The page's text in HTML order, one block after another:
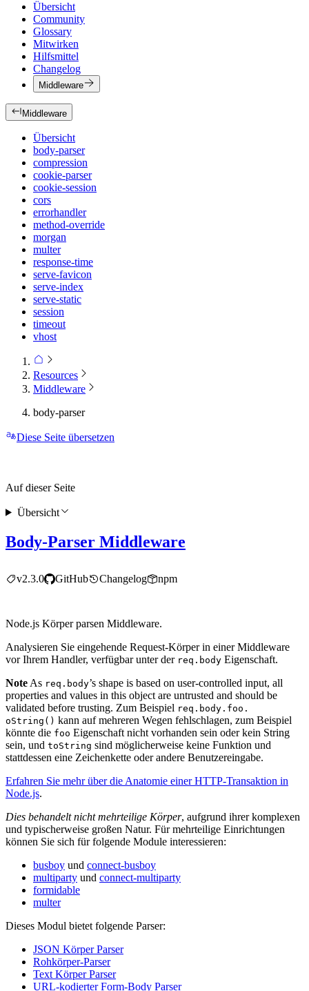
Übersicht
Community
Glossary
Mitwirken
Hilfsmittel
Changelog
Middleware
Middleware
Übersicht
body-parser
compression
cookie-parser
cookie-session
cors
errorhandler
method-override
morgan
multer
response-time
serve-favicon
serve-index
serve-static
session
timeout
vhost
Resources
Middleware
body-parser
Diese Seite übersetzen
Body-Parser Middleware
v2.3.0 GitHub Changelog npm
Node.js Körper parsen Middleware.
Analysieren Sie eingehende Request-Körper in einer Middleware
vor Ihrem Handler, verfügbar unter der req.body Eigenschaft.
Note As req.body’s shape is based on user-controlled input, all
properties and values in this object are untrusted and should be
validated before trusting. Zum Beispiel req.body.foo.
oString() kann auf mehreren Wegen fehlschlagen, zum Beispiel
könnte die foo Eigenschaft nicht vorhanden sein oder kein String
sein, und toString sind möglicherweise keine Funktion und
stattdessen eine Zeichenkette oder andere Benutzereingabe.
Erfahren Sie mehr über die Anatomie einer HTTP-Transaktion in
Node.js.
Dies behandelt nicht mehrteilige Körper, aufgrund ihrer komplexen
und typischerweise großen Natur. Für mehrteilige Einrichtungen
können Sie sich für folgende Module interessieren:
busboy und connect-busboy
multiparty und connect-multiparty
formidable
multer
Dieses Modul bietet folgende Parser:
JSON Körper Parser
Rohkörper-Parser
Text Körper Parser
URL-kodierter Form-Body Parser
Auf dieser Seite
Übersicht